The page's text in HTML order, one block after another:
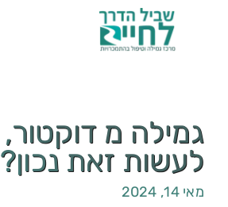
לעשות זאת נכון?
מאי 14, 2024